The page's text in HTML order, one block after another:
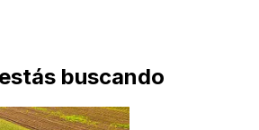
buscando